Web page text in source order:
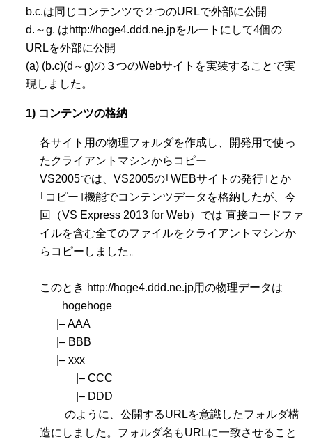
b.c.は同じコンテンツで２つのURLで外部に公開
d.～g. はhttp://hoge4.ddd.ne.jpをルートにして4個の
URLを外部に公開
(a) (b.c)(d～g)の３つのWebサイトを実装することで実
現しました。
1) コンテンツの格納
各サイト用の物理フォルダを作成し、開発用で使っ
たクライアントマシンからコピー
VS2005では、VS2005の｢WEBサイトの発行｣とか
｢コピー｣機能でコンテンツデータを格納したが、今
回（VS Express 2013 for Web）では 直接コードファ
イルを含む全てのファイルをクライアントマシンか
らコピーしました。
このとき http://hoge4.ddd.ne.jp用の物理データは
hogehoge
|– AAA
|– BBB
|– xxx
|– CCC
|– DDD
のように、公開するURLを意識したフォルダ構
造にしました。フォルダ名もURLに一致させること